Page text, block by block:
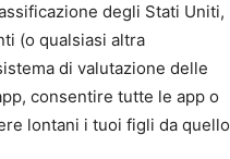
degli Stati Uniti,
(o qualsiasi altra
di valutazione delle
consentire tutte le app o
lontani i tuoi figli da quello